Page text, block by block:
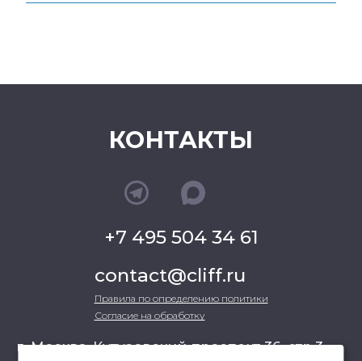
КОНТАКТЫ
+7 495 504 34 61
contact@cliff.ru
Правила по определению политики
Согласие на обработку
г. Москва, Кутузовский проспект 36, стр.3 ,